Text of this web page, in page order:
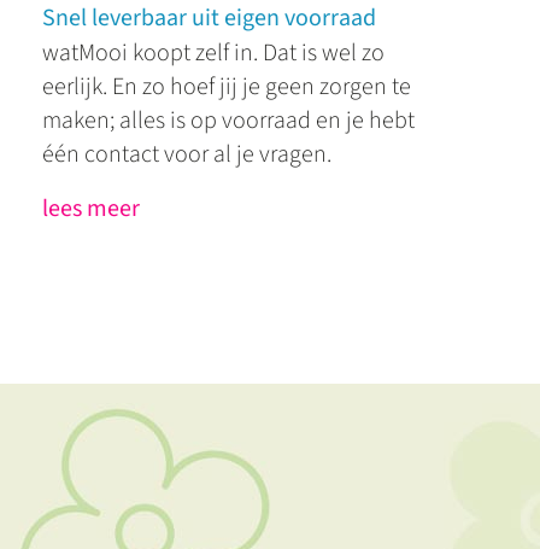
Snel leverbaar uit eigen voorraad
watMooi koopt zelf in. Dat is wel zo
eerlijk. En zo hoef jij je geen zorgen te
maken; alles is op voorraad en je hebt
één contact voor al je vragen.
lees meer